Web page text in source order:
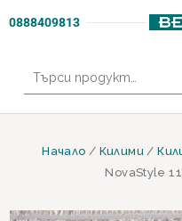
0888409813
за:
Начало / Килими/
NovaStyle